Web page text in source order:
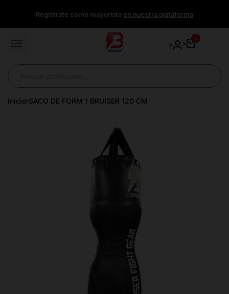
Regístrate como mayorista en nuestra plataforma
> >
0
Inicio SACO DE FORM 1 BRUISER 120 CM
directamente
al
contenido